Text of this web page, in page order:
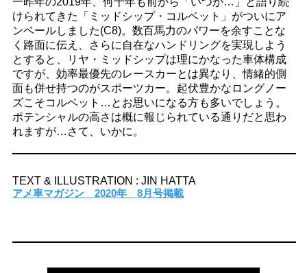
けられてきた「ミッドシップ・コルベット」がついにア
ンベールしました(C8)。数百馬力のパワーを余すことな
く路面に伝え、さらに自在なハンドリングを実現しよう
とすると、リヤ・ミッドシップは理にかなった車体構成
ですが、効率最優先のレースカーとは異なり、情緒的側
面も併せ持つのがスポーツカー。起伏豊かなロングノー
ズこそコルベット…とお思いになる方も多いでしょう。
ポテンシャルの高さは概に報じられている通りだと思わ
れますが…さて、いかに。
TEXT & ILLUSTRATION : JIN HATTA
アメ車マガジン 2020年 8月号掲載